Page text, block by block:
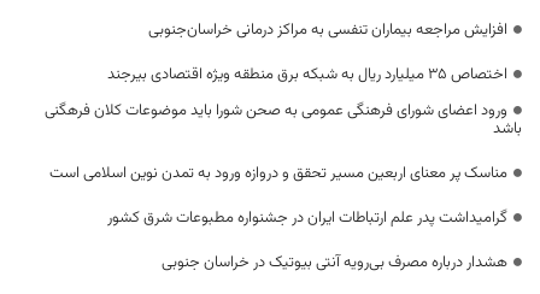
افزایش مراجعه بیماران تنفسی به مراکز درمانی خراسان‌جنوبی
اختصاص ۳۵ میلیارد ریال به شبکه برق منطقه ویژه اقتصادی بیرجند
ورود اعضای شورای فرهنگی عمومی به صحن شورا باید موضوعات کلان فرهگنی
باشد
مناسک پر معنای اربعین مسیر تحقق و دروازه ورود به تمدن نوین اسلامی است
گرامیداشت پدر علم ارتباطات ایران در جشنواره مطبوعات شرق کشور
هشدار درباره مصرف بی‌رویه آنتی بیوتیک در خراسان جنوبی